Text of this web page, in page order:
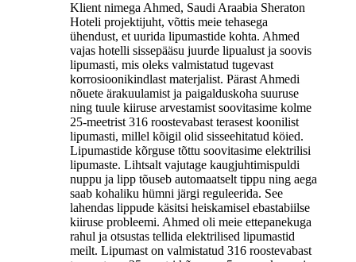
Klient nimega Ahmed, Saudi Araabia Sheraton
Hoteli projektijuht, võttis meie tehasega
ühendust, et uurida lipumastide kohta. Ahmed
vajas hotelli sissepääsu juurde lipualust ja soovis
lipumasti, mis oleks valmistatud tugevast
korrosioonikindlast materjalist. Pärast Ahmedi
nõuete ärakuulamist ja paigalduskoha suuruse
ning tuule kiiruse arvestamist soovitasime kolme
25-meetrist 316 roostevabast terasest koonilist
lipumasti, millel kõigil olid sisseehitatud köied.
Lipumastide kõrguse tõttu soovitasime elektrilisi
lipumaste. Lihtsalt vajutage kaugjuhtimispuldi
nuppu ja lipp tõuseb automaatselt tippu ning aega
saab kohaliku hümni järgi reguleerida. See
lahendas lippude käsitsi heiskamisel ebastabiilse
kiiruse probleemi. Ahmed oli meie ettepanekuga
rahul ja otsustas tellida elektrilised lipumastid
meilt. Lipumast on valmistatud 316 roostevabast